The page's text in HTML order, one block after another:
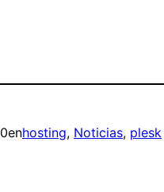
enhosting, Noticias, plesk